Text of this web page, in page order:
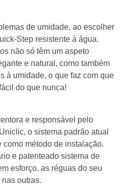
de umidade, ao escolher
Step resistente à água.
não só têm um aspeto
e natural, como também
à umidade, o que faz com que
do que nunca!
e responsável pelo
o sistema padrão atual
método de instalação.
e patenteado sistema de
esforço, as réguas do seu
outras.